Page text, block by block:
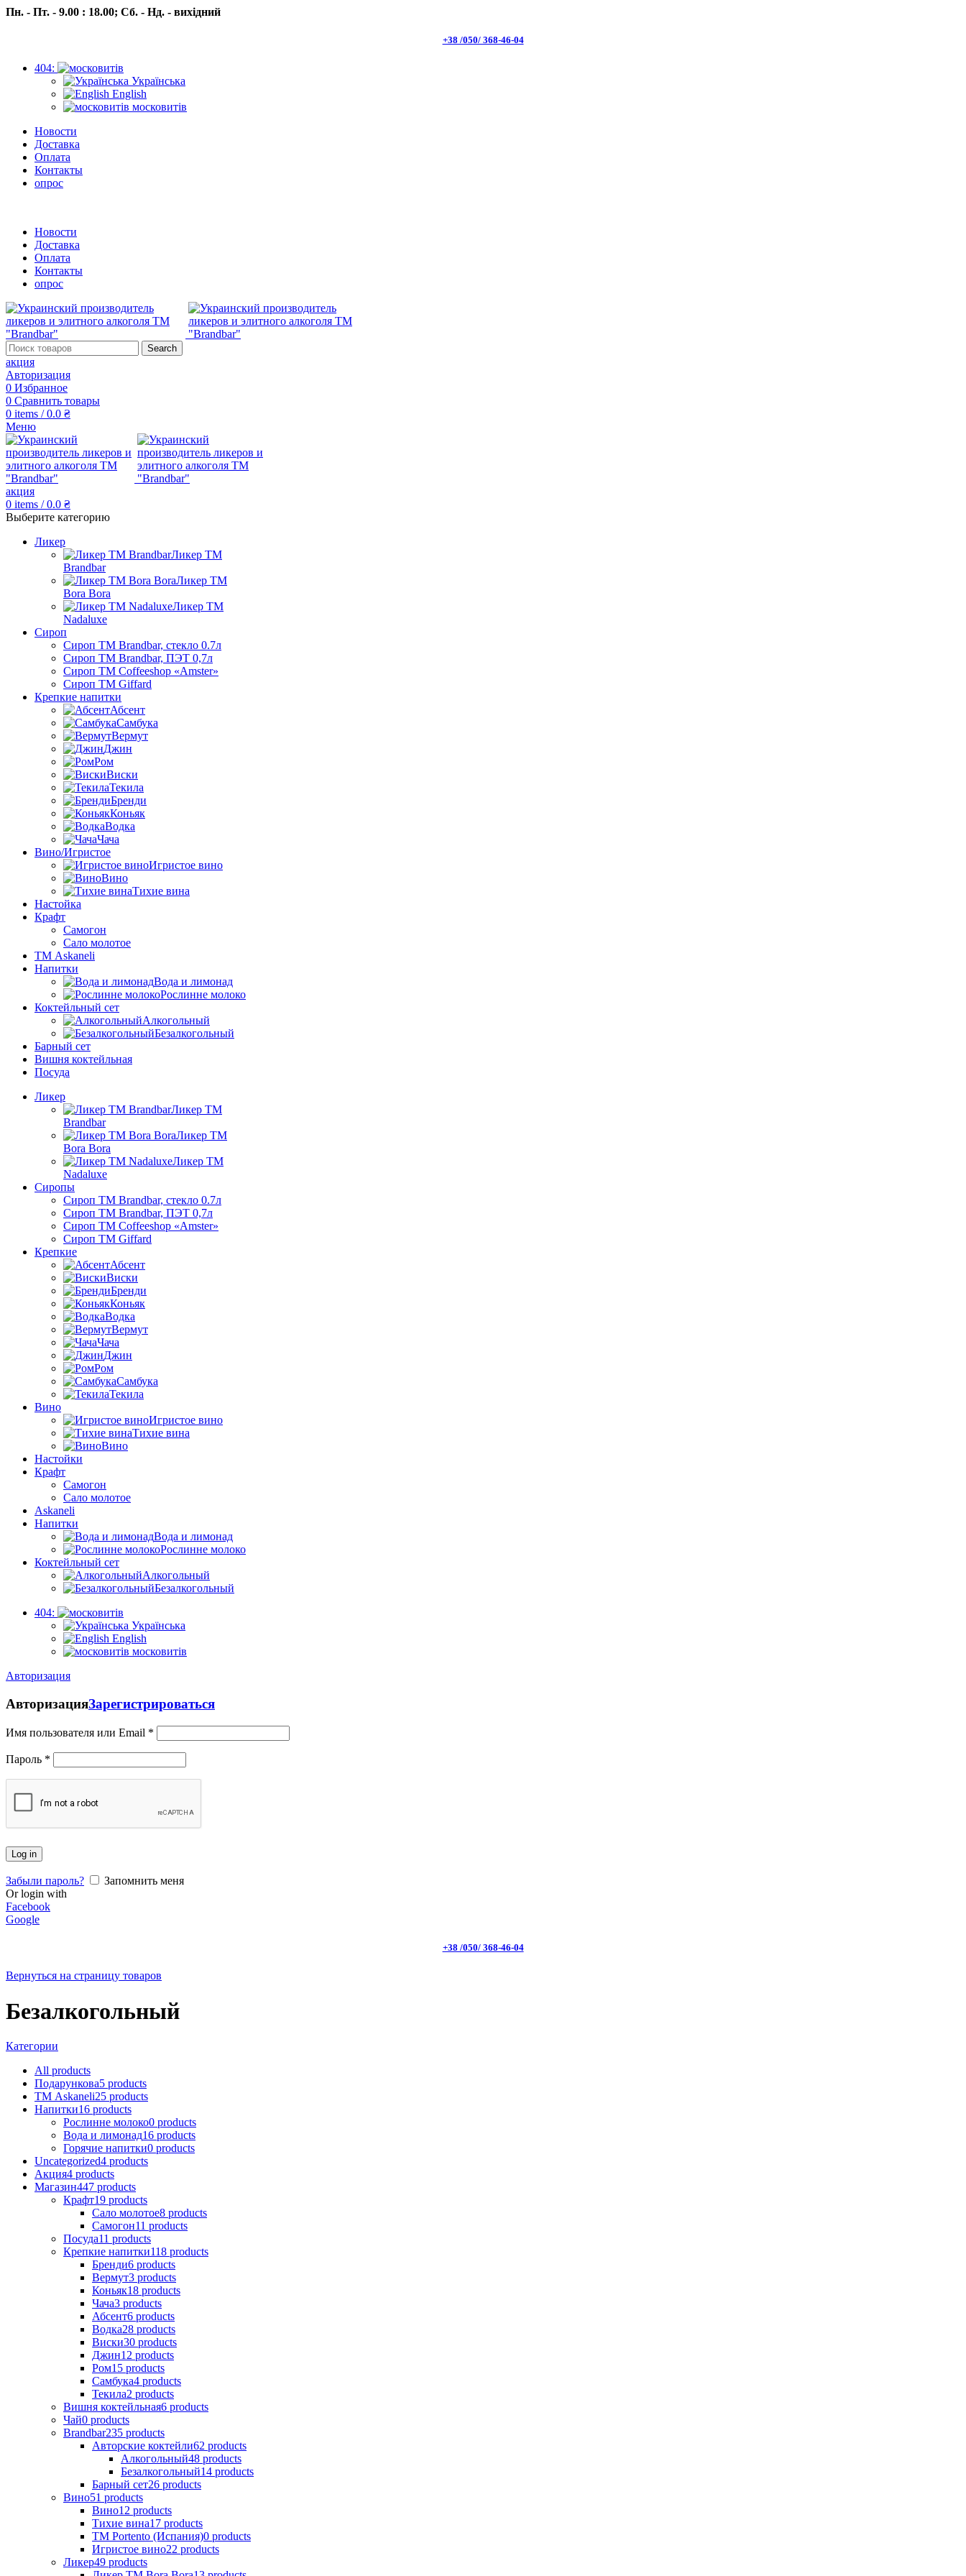
Пн. - Пт. - 9.00 : 18.00; Сб. - Нд. - вихідний
+38 /050/ 368-46-04
404:
Українська
English
московитів
Новости
Доставка
Оплата
Контакты
опрос
Новости
Доставка
Оплата
Контакты
опрос
Search
акция
Авторизация
0 Избранное
0 Сравнить товары
0 items / 0.0 ₴
Меню
акция
0 items / 0.0 ₴
Выберите категорию
Ликер
Ликер ТМ
Brandbar
Ликер ТМ
Bora Bora
Ликер ТМ
Nadaluxe
Сироп
Сироп TM Brandbar, стекло 0.7л
Сироп TM Brandbar, ПЭТ 0,7л
Сироп TM Coffeeshop «Amster»
Сироп TM Giffard
Крепкие напитки
Абсент
Самбука
Вермут
Джин
Ром
Виски
Текила
Бренди
Коньяк
Водка
Чача
Вино/Игристое
Игристое вино
Вино
Тихие вина
Настойка
Крафт
Самогон
Сало молотое
ТМ Askaneli
Напитки
Вода и лимонад
Рослинне молоко
Коктейльный сет
Алкогольный
Безалкогольный
Барный сет
Вишня коктейльная
Посуда
Ликер
Ликер ТМ
Brandbar
Ликер ТМ
Bora Bora
Ликер ТМ
Nadaluxe
Сиропы
Сироп TM Brandbar, стекло 0.7л
Сироп TM Brandbar, ПЭТ 0,7л
Сироп TM Coffeeshop «Amster»
Сироп TM Giffard
Крепкие
Абсент
Виски
Бренди
Коньяк
Водка
Вермут
Чача
Джин
Ром
Самбука
Текила
Вино
Игристое вино
Тихие вина
Вино
Настойки
Крафт
Самогон
Сало молотое
Askaneli
Напитки
Вода и лимонад
Рослинне молоко
Коктейльный сет
Алкогольный
Безалкогольный
404:
Українська
English
московитів
Авторизация
АвторизацияЗарегистрироваться
Имя пользователя или Email *
Пароль *
Log in
Забыли пароль?
Запомнить меня
Or login with
Facebook
Google
+38 /050/ 368-46-04
Вернуться на страницу товаров
Безалкогольный
Категории
All products
Подарункова5 products
ТМ Askaneli25 products
Напитки16 products
Рослинне молоко0 products
Вода и лимонад16 products
Горячие напитки0 products
Uncategorized4 products
Акция4 products
Магазин447 products
Крафт19 products
Сало молотое8 products
Самогон11 products
Посуда11 products
Крепкие напитки118 products
Бренди6 products
Вермут3 products
Коньяк18 products
Чача3 products
Абсент6 products
Водка28 products
Виски30 products
Джин12 products
Ром15 products
Самбука4 products
Текила2 products
Вишня коктейльная6 products
Чай0 products
Brandbar235 products
Авторские коктейли62 products
Алкогольный48 products
Безалкогольный14 products
Барный сет26 products
Вино51 products
Вино12 products
Тихие вина17 products
ТМ Portento (Испания)0 products
Игристое вино22 products
Ликер49 products